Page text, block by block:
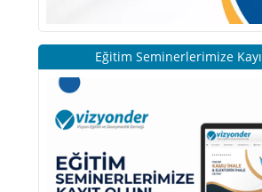
Eğitim Seminerlerimize